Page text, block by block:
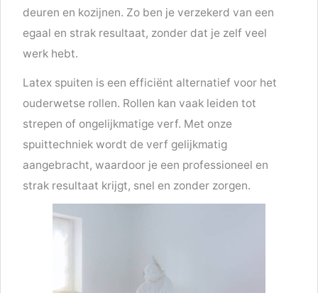
deuren en kozijnen. Zo ben je verzekerd van een
egaal en strak resultaat, zonder dat je zelf veel
werk hebt.
Latex spuiten is een efficiënt alternatief voor het
ouderwetse rollen. Rollen kan vaak leiden tot
strepen of ongelijkmatige verf. Met onze
spuittechniek wordt de verf gelijkmatig
aangebracht, waardoor je een professioneel en
strak resultaat krijgt, snel en zonder zorgen.